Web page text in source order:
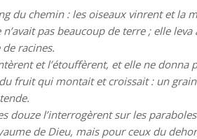
du chemin : les oiseaux vinrent et la
pas beaucoup de terre ; elle
racines.
et l’étouffèrent, et elle ne donna
fruit qui montait et croissait : un
douze l’interrogèrent sur les
de Dieu, mais pour ceux du